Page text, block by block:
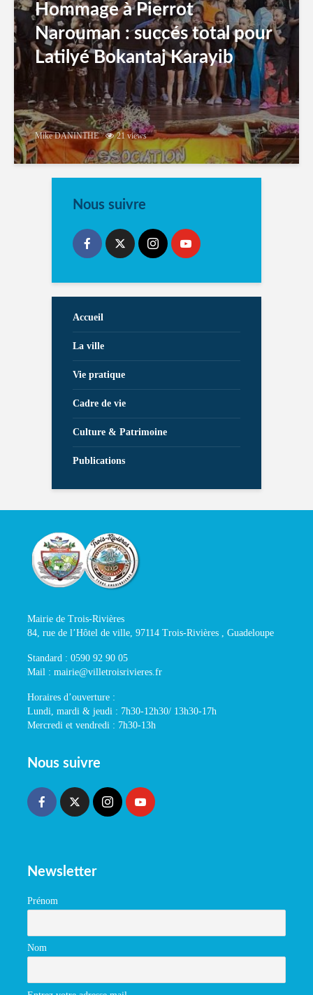
Hommage à Pierrot
Narouman : succés total pour
Latilyé Bokantaj Karayib
Mike DANINTHE 21 views
Nous suivre
Accueil
La ville
Vie pratique
Cadre de vie
Culture & Patrimoine
Publications
Mairie de Trois-Rivières
84, rue de l’Hôtel de ville, 97114 Trois-Rivières , Guadeloupe
Standard : 0590 92 90 05
Mail : mairie@villetroisrivieres.fr
Horaires d’ouverture :
Lundi, mardi & jeudi : 7h30-12h30/ 13h30-17h
Mercredi et vendredi : 7h30-13h
Nous suivre
Newsletter
Prénom
Nom